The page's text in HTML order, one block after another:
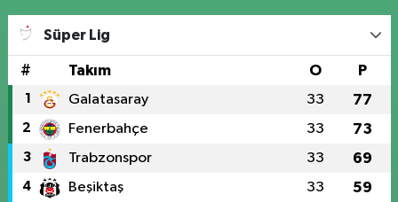
Süper Lig
# Takım O P
1 Galatasaray 33 77
2 Fenerbahçe 33 73
3 Trabzonspor 33 69
4 Beşiktaş 33 59